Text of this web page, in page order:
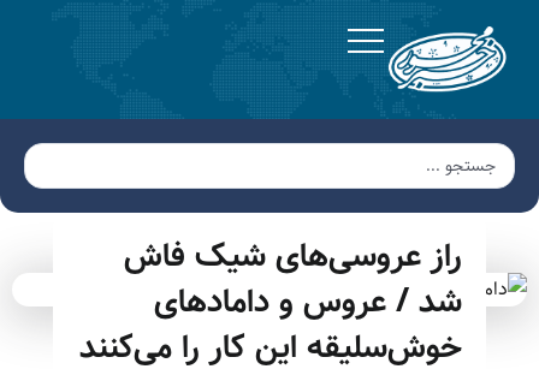
راز عروسی‌های شیک فاش
شد / عروس و دامادهای
خوش‌سلیقه این کار را می‌کنند